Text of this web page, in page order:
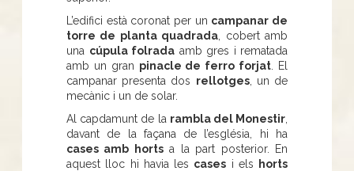
L’edifici està coronat per un campanar de
torre de planta quadrada , cobert amb
una cúpula folrada amb gres i rematada
amb un gran pinacle de ferro forjat . El
campanar presenta dos rellotges, un de
mecànic i un de solar.
Al capdamunt de la rambla del Monestir
davant de la façana de l’església, hi ha
cases amb hortsa la part posterior. En
aquest lloc hi havia les cases i els
horts